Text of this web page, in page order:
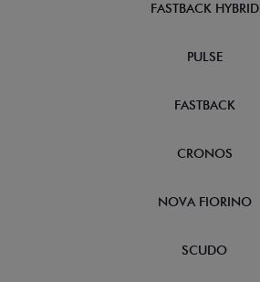
FASTBACK HYBRID
PULSE
FASTBACK
CRONOS
NOVA FIORINO
SCUDO